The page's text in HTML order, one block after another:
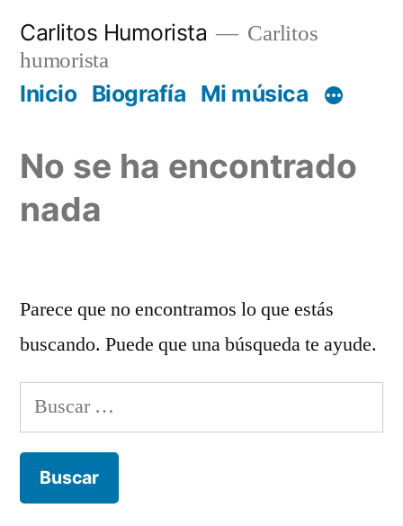
contenido
Carlitos Humorista
Carlitos
humorista
Inicio Biografía Mi música
No se ha encontrado
nada
Parece que no encontramos lo que estás
buscando. Puede que una búsqueda te ayude.
Buscar: